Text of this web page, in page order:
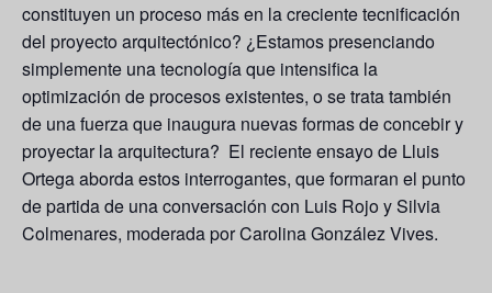
constituyen un proceso más en la creciente tecnificación
del proyecto arquitectónico? ¿Estamos presenciando
simplemente una tecnología que intensifica la
optimización de procesos existentes, o se trata también
de una fuerza que inaugura nuevas formas de concebir y
proyectar la arquitectura? El reciente ensayo de Lluis
Ortega aborda estos interrogantes, que formaran el punto
de partida de una conversación con Luis Rojo y Silvia
Colmenares, moderada por Carolina González Vives.